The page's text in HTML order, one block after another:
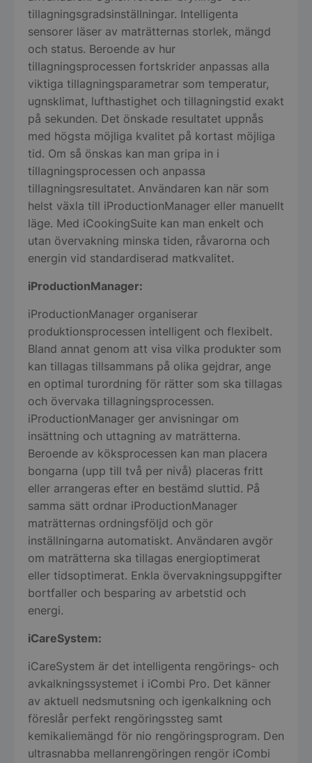
tillagningsgradsinställningar. Intelligenta
sensorer läser av maträtternas storlek, mängd
och status. Beroende av hur
tillagningsprocessen fortskrider anpassas alla
viktiga tillagningsparametrar som temperatur,
ugnsklimat, lufthastighet och tillagningstid exakt
på sekunden. Det önskade resultatet uppnås
med högsta möjliga kvalitet på kortast möjliga
tid. Om så önskas kan man gripa in i
tillagningsprocessen och anpassa
tillagningsresultatet. Användaren kan när som
helst växla till iProductionManager eller manuellt
läge. Med iCookingSuite kan man enkelt och
utan övervakning minska tiden, råvarorna och
energin vid standardiserad matkvalitet.
iProductionManager:
iProductionManager organiserar
produktionsprocessen intelligent och flexibelt.
Bland annat genom att visa vilka produkter som
kan tillagas tillsammans på olika gejdrar, ange
en optimal turordning för rätter som ska tillagas
och övervaka tillagningsprocessen.
iProductionManager ger anvisningar om
insättning och uttagning av maträtterna.
Beroende av köksprocessen kan man placera
bongarna (upp till två per nivå) placeras fritt
eller arrangeras efter en bestämd sluttid. På
samma sätt ordnar iProductionManager
maträtternas ordningsföljd och gör
inställningarna automatiskt. Användaren avgör
om maträtterna ska tillagas energioptimerat
eller tidsoptimerat. Enkla övervakningsuppgifter
bortfaller och besparing av arbetstid och
energi.
iCareSystem:
iCareSystem är det intelligenta rengörings- och
avkalkningssystemet i iCombi Pro. Det känner
av aktuell nedsmutsning och igenkalkning och
föreslår perfekt rengöringssteg samt
kemikaliemängd för nio rengöringsprogram. Den
ultrasnabba mellanrengöringen rengör iCombi